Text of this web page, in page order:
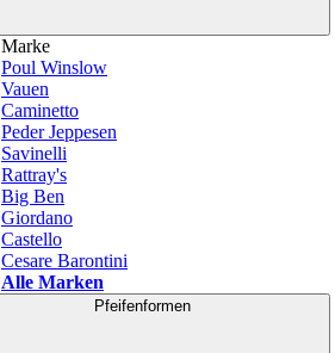
Marke
Poul Winslow
Vauen
Caminetto
Peder Jeppesen
Savinelli
Rattray's
Big Ben
Giordano
Castello
Cesare Barontini
Alle Marken
Pfeifenformen